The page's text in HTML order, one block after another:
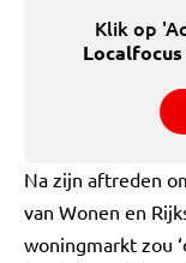
Klik op
Localfocus
Na zijn aftreden
van Wonen en
woningmarkt zou